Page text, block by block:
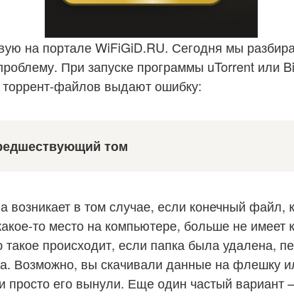
на портале WiFiGiD.RU. Сегодня мы
При запуске программы uTorrent или
торрент-файлов выдают ошибку:
том
возникает в том случае, если конечный файл,
то место на компьютере, больше не имеет
такое происходит, если папка была удалена,
Возможно, вы скачивали данные на флешку
просто его вынули. Еще один частый вариант